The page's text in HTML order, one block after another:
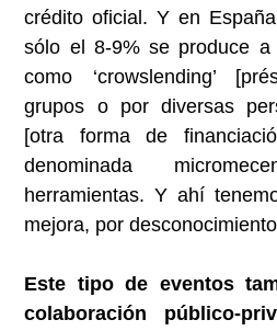
crédito oficial. Y en
sólo el 8-9% se produce
como ‘crowslending’
grupos o por diversas
[otra forma de
denominada
herramientas. Y ahí
mejora, por
Este tipo de eventos
colaboración público-